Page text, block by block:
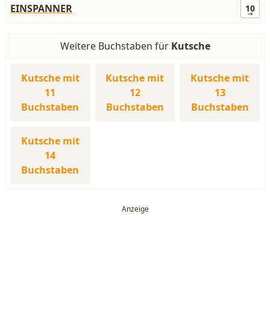
EINSPANNER
10
Weitere Buchstaben für Kutsche
Kutsche mit
11
Buchstaben
Kutsche mit
12
Buchstaben
Kutsche mit
13
Buchstaben
Kutsche mit
14
Buchstaben